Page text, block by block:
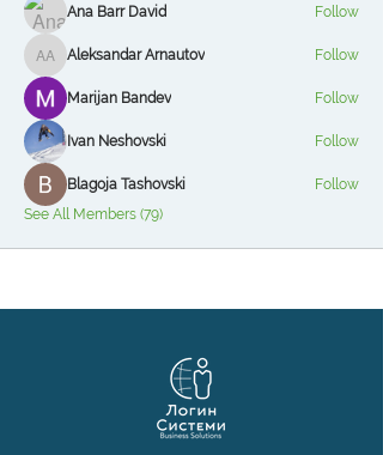
Ana Barr David Follow
Aleksandar Arnautov
Aleksandar Arnautov Follow
Marijan Bandev Follow
Ivan Neshovski Follow
Blagoja Tashovski
Follow
See All Members (79)